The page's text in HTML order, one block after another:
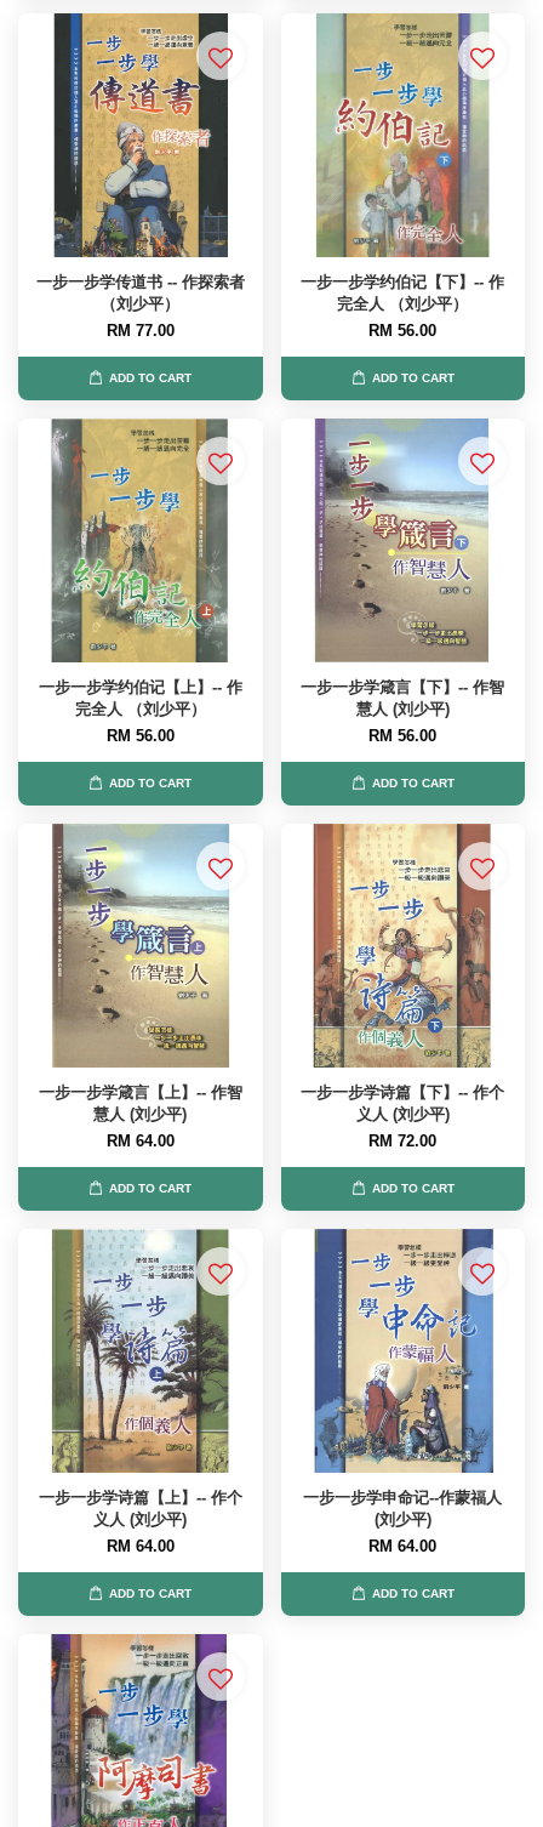
一步一步学传道书 -- 作探索者
（刘少平）
RM 77.00
ADD TO CART
一步一步学约伯记【下】-- 作
完全人 （刘少平）
RM 56.00
ADD TO CART
一步一步学约伯记【上】-- 作
完全人 （刘少平）
RM 56.00
ADD TO CART
一步一步学箴言【下】-- 作智
慧人 (刘少平)
RM 56.00
ADD TO CART
一步一步学箴言【上】-- 作智
慧人 (刘少平)
RM 64.00
ADD TO CART
一步一步学诗篇【下】-- 作个
义人 (刘少平)
RM 72.00
ADD TO CART
一步一步学诗篇【上】-- 作个
义人 (刘少平)
RM 64.00
ADD TO CART
一步一步学申命记--作蒙福人
(刘少平)
RM 64.00
ADD TO CART